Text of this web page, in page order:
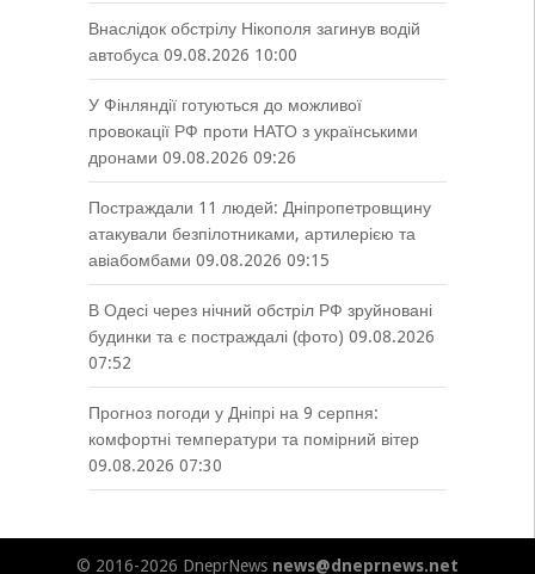
Внаслідок обстрілу Нікополя загинув водій
автобуса 09.08.2026 10:00
У Фінляндії готуються до можливої
провокації РФ проти НАТО з українськими
дронами 09.08.2026 09:26
Постраждали 11 людей: Дніпропетровщину
атакували безпілотниками, артилерією та
авіабомбами 09.08.2026 09:15
В Одесі через нічний обстріл РФ зруйновані
будинки та є постраждалі (фото) 09.08.2026
07:52
Прогноз погоди у Дніпрі на 9 серпня:
комфортні температури та помірний вітер
09.08.2026 07:30
© 2016-2026 DneprNews news@dneprnews.net